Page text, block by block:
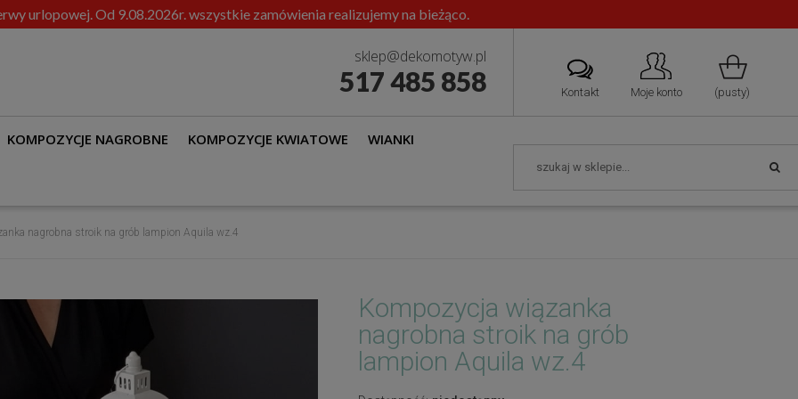
urlopowej. Od 9.08.2026r. wszystkie zamówienia realizujemy na bieżąco.
Kontakt Moje konto (pusty)
sklep@dekomotyw.pl
517 485 858
KOMPOZYCJE NAGROBNE KOMPOZYCJE KWIATOWE WIANKI
nagrobna stroik na grób lampion Aquila wz.4
Kompozycja wiązanka
nagrobna stroik na grób
lampion Aquila wz.4